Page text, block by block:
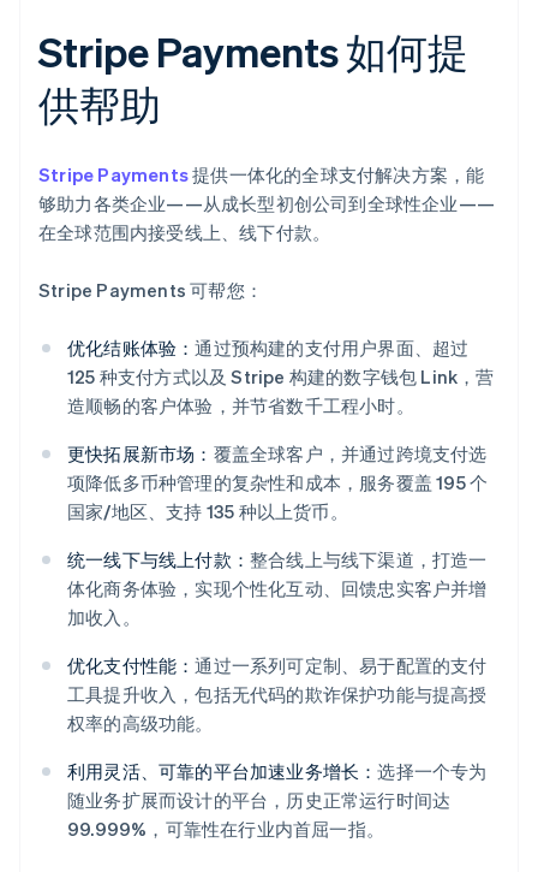
Stripe Payments 如何提
供帮助
Stripe Payments提供一体化的全球支付解决方案，能
够助力各类企业——从成长型初创公司到全球性企业——
在全球范围内接受线上、线下付款。
Stripe Payments 可帮您：
优化结账体验：通过预构建的支付用户界面、超过
125 种支付方式以及 Stripe 构建的数字钱包 Link，营
造顺畅的客户体验，并节省数千工程小时。
更快拓展新市场： 覆盖全球客户，并通过跨境支付选
项降低多币种管理的复杂性和成本，服务覆盖 195 个
国家/地区、支持 135 种以上货币。
统一线下与线上付款： 整合线上与线下渠道，打造一
体化商务体验，实现个性化互动、回馈忠实客户并增
加收入。
优化支付性能：通过一系列可定制、易于配置的支付
工具提升收入，包括无代码的欺诈保护功能与提高授
权率的高级功能。
利用灵活、可靠的平台加速业务增长：选择一个专为
随业务扩展而设计的平台，历史正常运行时间达
99.999%，可靠性在行业内首屈一指。
English
爱尔兰
English
English
奥地利
Deutsch English
澳大利亚